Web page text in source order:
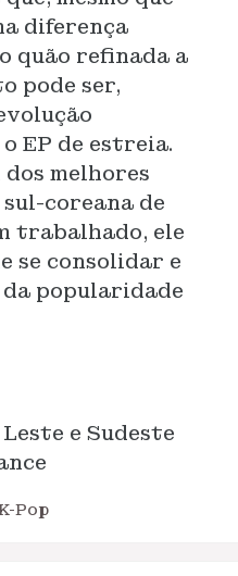
diferença
quão refinada a
pode ser,
EP de estreia.
dos melhores
coreana de
trabalhado, ele
se consolidar e
popularidade
e Sudeste
Pop